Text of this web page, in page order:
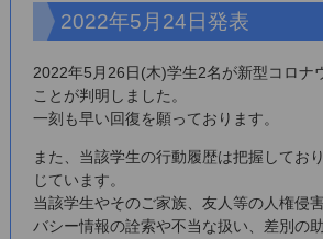
2022年5月24日発表
2022年5月26日(木)学生2名が新型コロナ
ことが判明しました。
一刻も早い回復を願っております。
また、当該学生の行動履歴は把握してお
じています。
当該学生やそのご家族、友人等の人権侵
バシー情報の詮索や不当な扱い、差別の